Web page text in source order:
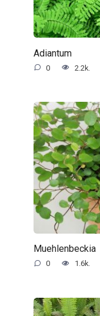
Adiantum
0 2.2k.
Muehlenbeckia
0 1.6k.